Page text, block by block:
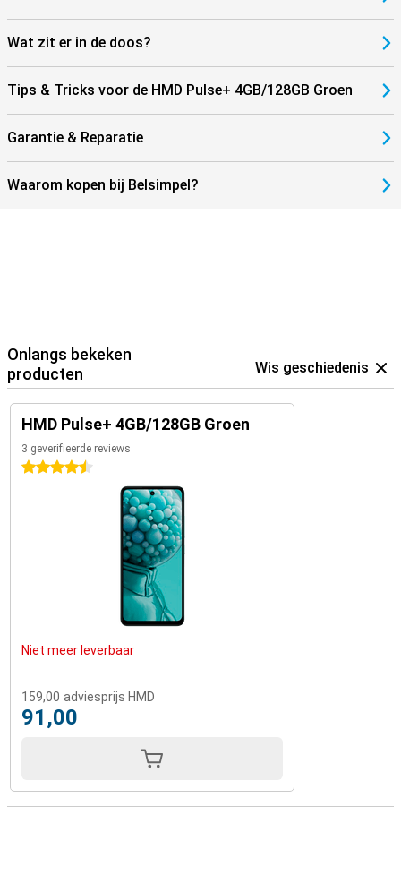
Wat zit er in de doos?
Tips & Tricks voor de HMD Pulse+ 4GB/128GB Groen
Garantie & Reparatie
Waarom kopen bij Belsimpel?
Onlangs bekeken
producten
Wis geschiedenis
HMD Pulse+ 4GB/128GB Groen
3 geverifieerde reviews
4.5 sterren
Niet meer leverbaar
159,00 adviesprijs HMD
91,00